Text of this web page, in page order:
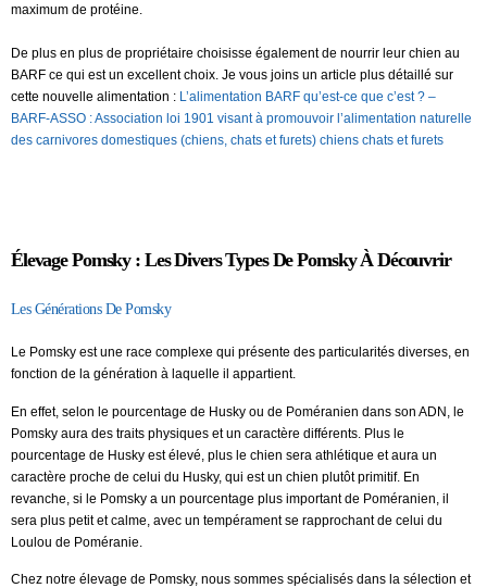
maximum de protéine.
De plus en plus de propriétaire choisisse également de nourrir leur chien au
BARF ce qui est un excellent choix. Je vous joins un article plus détaillé sur
cette nouvelle alimentation : L’alimentation BARF qu’est-ce que c’est ? –
BARF-ASSO : Association loi 1901 visant à promouvoir l’alimentation naturelle
des carnivores domestiques (chiens, chats et furets) chiens chats et furets
Élevage Pomsky : Les Divers Types De Pomsky À Découvrir
Les Générations De Pomsky
Le Pomsky est une race complexe qui présente des particularités diverses, en
fonction de la génération à laquelle il appartient.
En effet, selon le pourcentage de Husky ou de Poméranien dans son ADN, le
Pomsky aura des traits physiques et un caractère différents. Plus le
pourcentage de Husky est élevé, plus le chien sera athlétique et aura un
caractère proche de celui du Husky, qui est un chien plutôt primitif. En
revanche, si le Pomsky a un pourcentage plus important de Poméranien, il
sera plus petit et calme, avec un tempérament se rapprochant de celui du
Loulou de Poméranie.
Chez notre élevage de Pomsky, nous sommes spécialisés dans la sélection et